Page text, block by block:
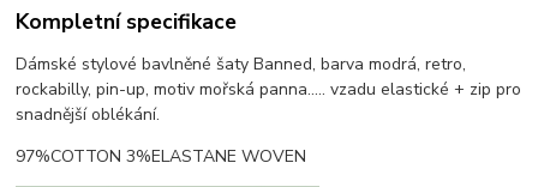
Kompletní specifikace
Dámské stylové bavlněné šaty Banned, barva modrá, retro,
rockabilly, pin-up, motiv mořská panna..... vzadu elastické + zip pro
snadnější oblékání.
97%COTTON 3%ELASTANE WOVEN